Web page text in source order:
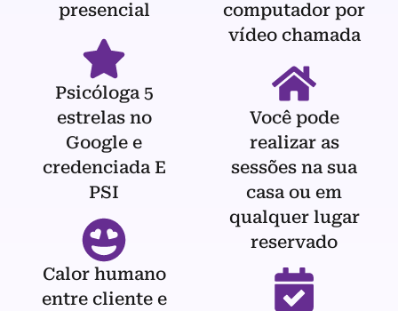
presencial
Psicóloga 5
estrelas no
Google e
credenciada E
PSI
Calor humano
entre cliente e
computador por
vídeo chamada
Você pode
realizar as
sessões na sua
casa ou em
qualquer lugar
reservado